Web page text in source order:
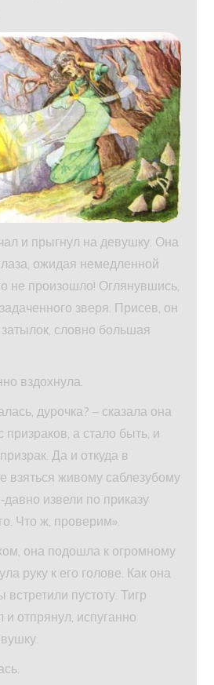
и прыгнул на девушку. Она
ожидая немедленной
не произошло! Оглянувшись,
зверя. Присев, он
словно большая
вздохнула.
дурочка? – сказала она
а стало быть, и
Да и откуда в
взяться живому саблезубому
извели по приказу
Что ж, проверим».
она подошла к огромному
руку к его голове. Как она
пустоту. Тигр
отпрянул, испуганно